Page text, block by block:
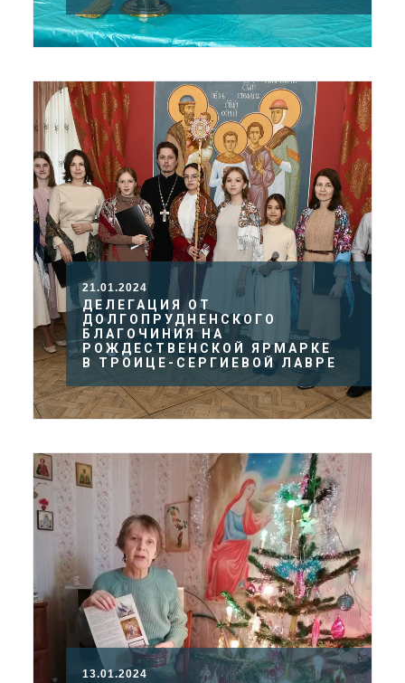
21.01.2024
ДЕЛЕГАЦИЯ ОТ
ДОЛГОПРУДНЕНСКОГО
БЛАГОЧИНИЯ НА
РОЖДЕСТВЕНСКОЙ ЯРМАРКЕ
В ТРОИЦЕ-СЕРГИЕВОЙ ЛАВРЕ
13.01.2024